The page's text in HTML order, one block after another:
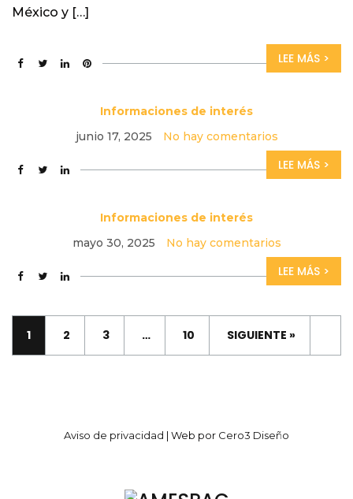
México y […]
LEE MÁS >
Informaciones de interés
junio 17, 2025
No hay comentarios
LEE MÁS >
Informaciones de interés
mayo 30, 2025
No hay comentarios
LEE MÁS >
1 2 3 … 10 SIGUIENTE »
Aviso de privacidad | Web por Cero3 Diseño